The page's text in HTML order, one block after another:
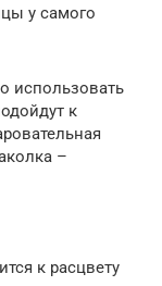
у самого
использовать
к
–
к расцвету